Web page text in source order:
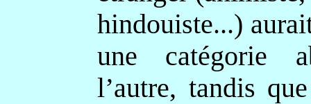
hindouiste...)
une catégorie
l’autre, tandis